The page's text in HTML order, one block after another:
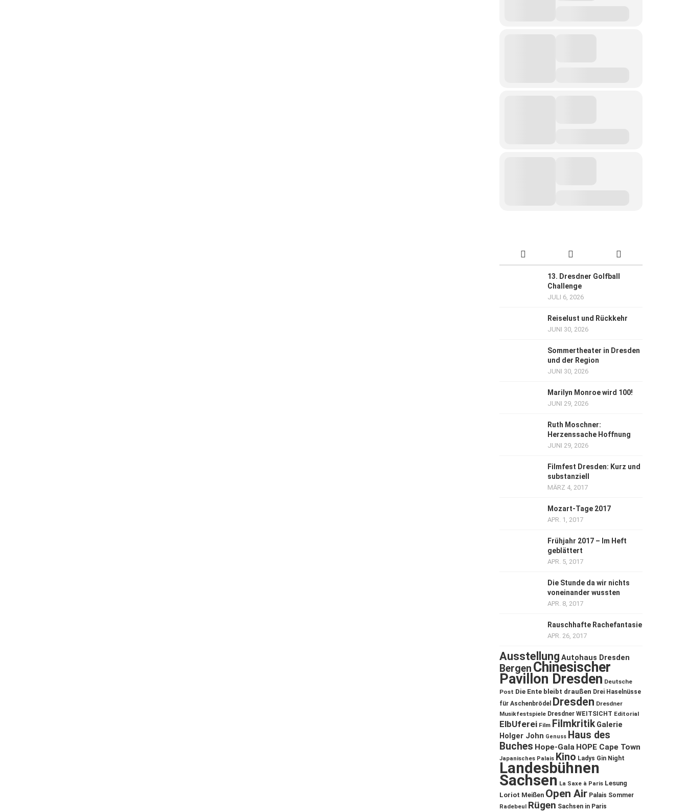
13. Dresdner Golfball
Challenge
JULI 6, 2026
Reiselust und Rückkehr
JUNI 30, 2026
Sommertheater in Dresden
und der Region
JUNI 30, 2026
Marilyn Monroe wird 100!
JUNI 29, 2026
Ruth Moschner:
Herzenssache Hoffnung
JUNI 29, 2026
Filmfest Dresden: Kurz und
substanziell
MÄRZ 4, 2017
Mozart-Tage 2017
APR. 1, 2017
Frühjahr 2017 – Im Heft
geblättert
APR. 5, 2017
Die Stunde da wir nichts
voneinander wussten
APR. 8, 2017
Rauschhafte Rachefantasie
APR. 26, 2017
Ausstellung Autohaus Dresden
Bergen Chinesischer
Pavillon Dresden Deutsche
Post Die Ente bleibt draußen Drei Haselnüsse
für Aschenbrödel
Dresden Dresdner
Musikfestspiele Dresdner WEITSICHT Editorial
ElbUferei Film Filmkritik Galerie
Holger John Genuss Haus des
Buches Hope-Gala HOPE Cape Town
Japanisches Palais Kino Ladys Gin Night
Landesbühnen
Sachsen La Saxe à Paris Lesung
Loriot Meißen Open Air Palais Sommer
Radebeul Rügen Sachsen in Paris